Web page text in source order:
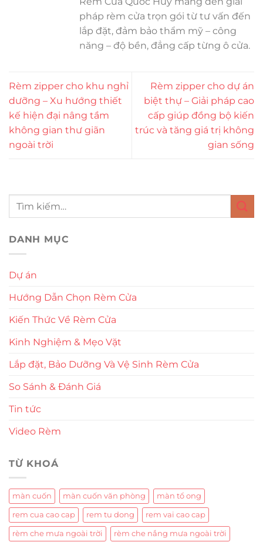
pháp rèm cửa trọn gói từ tư vấn đến
lắp đặt, đảm bảo thẩm mỹ – công
năng – độ bền, đẳng cấp từng ô cửa.
Rèm zipper cho khu nghỉ
dưỡng – Xu hướng thiết
kế hiện đại nâng tầm
không gian thư giãn
ngoài trời
Rèm zipper cho dự án
biệt thự – Giải pháp cao
cấp giúp đồng bộ kiến
trúc và tăng giá trị không
gian sống
DANH MỤC
Dự án
Hướng Dẫn Chọn Rèm Cửa
Kiến Thức Về Rèm Cửa
Kinh Nghiệm & Mẹo Vặt
Lắp đặt, Bảo Dưỡng Và Vệ Sinh Rèm Cửa
So Sánh & Đánh Giá
Tin tức
Video Rèm
TỪ KHOÁ
màn cuốn màn cuốn văn phòng màn tổ ong
rem cua cao cap rem tu dong rem vai cao cap
rèm che mưa ngoài trời rèm che nắng mưa ngoài trời